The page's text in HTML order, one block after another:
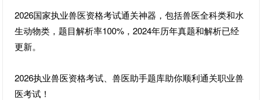
2026国家执业兽医资格考试通关神器，包括兽医全科类和水
生动物类，题目解析率100%，2024年历年真题和解析已经
更新。
2026执业兽医资格考试、兽医助手题库助你顺利通关职业兽
医考试！